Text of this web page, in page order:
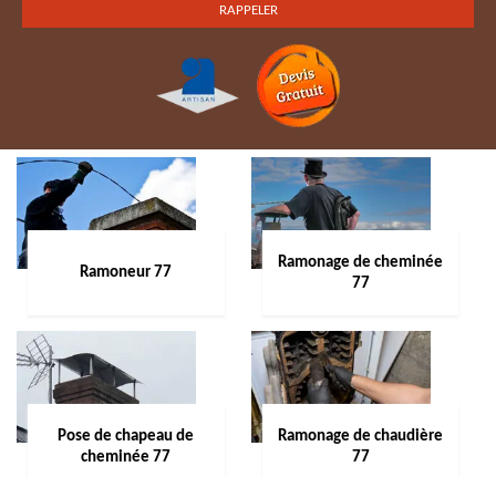
Ramoneur 77
Ramonage de cheminée
77
Pose de chapeau de
cheminée 77
Ramonage de chaudière
77